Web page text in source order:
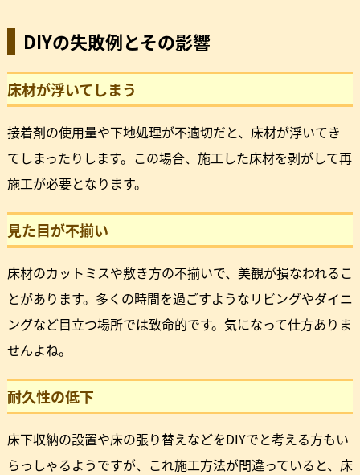
DIYの失敗例とその影響
床材が浮いてしまう
接着剤の使用量や下地処理が不適切だと、床材が浮いてき
てしまったりします。この場合、施工した床材を剥がして再
施工が必要となります。
見た目が不揃い
床材のカットミスや敷き方の不揃いで、美観が損なわれるこ
とがあります。多くの時間を過ごすようなリビングやダイニ
ングなど目立つ場所では致命的です。気になって仕方ありま
せんよね。
耐久性の低下
床下収納の設置や床の張り替えなどをDIYでと考える方もい
らっしゃるようですが、これ施工方法が間違っていると、床